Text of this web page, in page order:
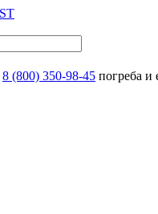
8 (800) 350-98-45 погреба и